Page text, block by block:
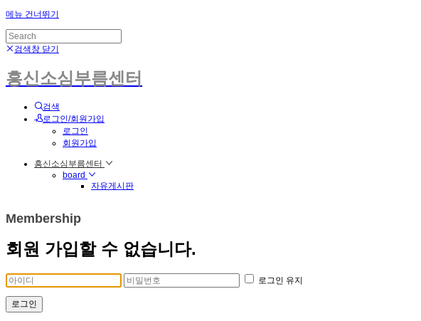
메뉴 건너뛰기
검색창 닫기
흥신소심부름센터
검색
로그인/회원가입
로그인
회원가입
흥신소심부름센터
board
자유게시판
Membership
회원 가입할 수 없습니다.
로그인 유지
로그인